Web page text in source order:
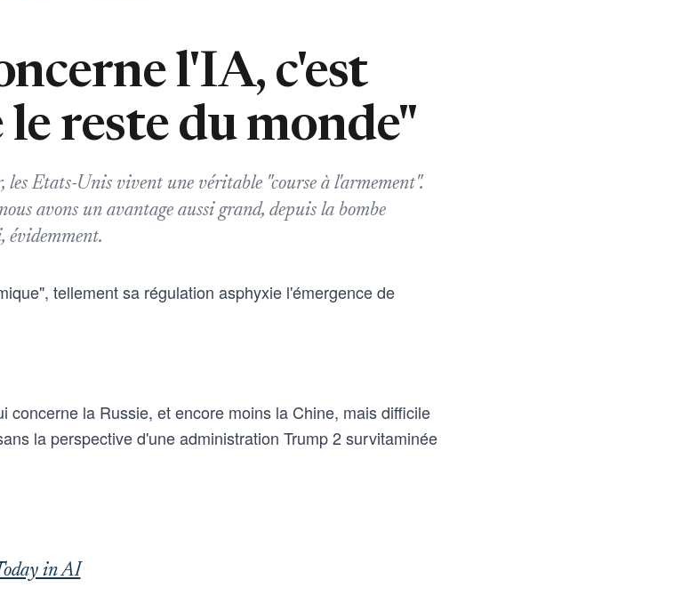
l'IA, c'est
reste du monde"
Etats-Unis vivent une véritable "course à l'armement".
avons un avantage aussi grand, depuis la bombe
évidemment.
tellement sa régulation asphyxie l'émergence de
concerne la Russie, et encore moins la Chine, mais difficile
la perspective d'une administration Trump 2 survitaminée
in AI